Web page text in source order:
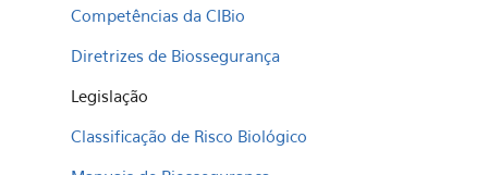
Competências da CIBio
Diretrizes de Biossegurança
Legislação
Classificação de Risco Biológico